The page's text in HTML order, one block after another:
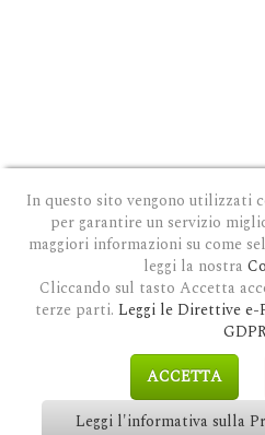
PRIVACY E COOKIE POLICY | COOKIE POLICY
|
COPYRIGHT © 2018
SITE BYGUALDI
In questo sito vengono utilizzati
per garantire un servizio
maggiori informazioni su come
leggi la nostra
Cliccando sul tasto Accetta
terze parti. Leggi le Direttive e-
ACCETTA
Leggi l'informativa sulla